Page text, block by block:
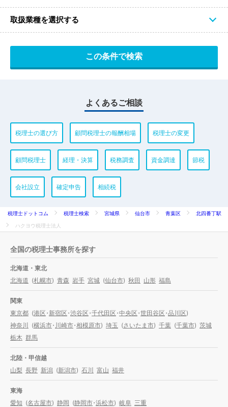
取扱業種を選択する
よくあるご相談
税理士の選び方 顧問税理士の報酬相場 税理士の変更
顧問税理士 経理・決算 税務調査 資金調達 節税
会社設立 確定申告 相続税
税理士ドットコム 税理士検索 宮城県 仙台市 青葉区
北四番丁駅
ハクヨウ税理士法人
全国の税理士事務所を探す
北海道・東北
北海道 (札幌市) 青森 岩手 宮城 (仙台市) 秋田 山形 福島
関東
東京都 (港区・新宿区・渋谷区・千代田区・中央区・世田谷区・品川区)
神奈川 (横浜市・川崎市・相模原市) 埼玉 (さいたま市) 千葉 (千葉市) 茨城
栃木 群馬
北陸・甲信越
山梨 長野 新潟 (新潟市) 石川 富山 福井
東海
愛知 (名古屋市) 静岡 (静岡市・浜松市) 岐阜 三重